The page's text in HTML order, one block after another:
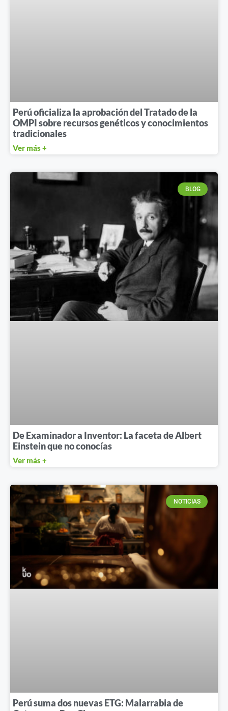
Perú oficializa la aprobación del Tratado de la
OMPI sobre recursos genéticos y conocimientos
tradicionales
Ver más +
BLOG
De Examinador a Inventor: La faceta de Albert
Einstein que no conocías
Ver más +
NOTICIAS
Perú suma dos nuevas ETG: Malarrabia de